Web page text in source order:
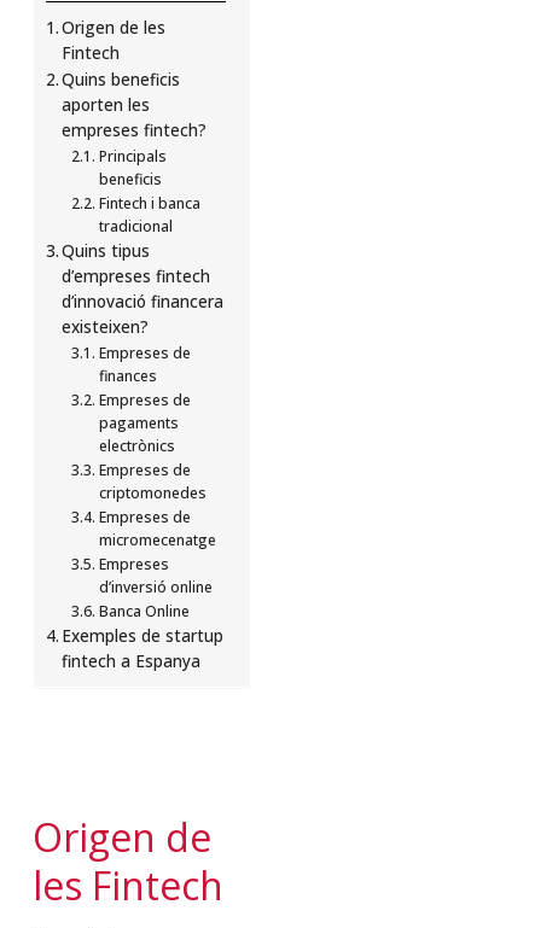
Origen de les
Fintech
Quins beneficis
aporten les
empreses fintech?
Principals
beneficis
Fintech i banca
tradicional
Quins tipus
d’empreses fintech
d’innovació financera
existeixen?
Empreses de
finances
Empreses de
pagaments
electrònics
Empreses de
criptomonedes
Empreses de
micromecenatge
Empreses
d’inversió online
Banca Online
Exemples de startup
fintech a Espanya
Origen de
les Fintech